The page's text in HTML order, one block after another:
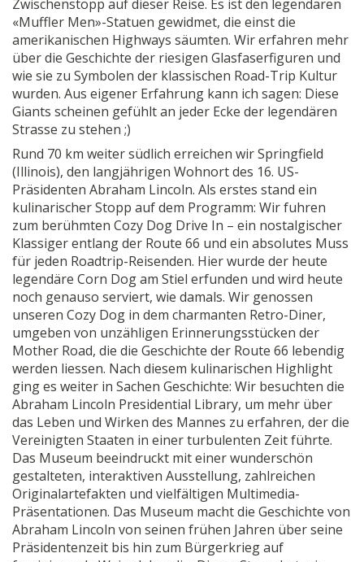
Zwischenstopp auf dieser Reise. Es ist den legendären
«Muffler Men»-Statuen gewidmet, die einst die
amerikanischen Highways säumten. Wir erfahren mehr
über die Geschichte der riesigen Glasfaserfiguren und
wie sie zu Symbolen der klassischen Road-Trip Kultur
wurden. Aus eigener Erfahrung kann ich sagen: Diese
Giants scheinen gefühlt an jeder Ecke der legendären
Strasse zu stehen ;)
Rund 70 km weiter südlich erreichen wir Springfield
(Illinois), den langjährigen Wohnort des 16. US-
Präsidenten Abraham Lincoln. Als erstes stand ein
kulinarischer Stopp auf dem Programm: Wir fuhren
zum berühmten Cozy Dog Drive In – ein nostalgischer
Klassiger entlang der Route 66 und ein absolutes Muss
für jeden Roadtrip-Reisenden. Hier wurde der heute
legendäre Corn Dog am Stiel erfunden und wird heute
noch genauso serviert, wie damals. Wir genossen
unseren Cozy Dog in dem charmanten Retro-Diner,
umgeben von unzähligen Erinnerungsstücken der
Mother Road, die die Geschichte der Route 66 lebendig
werden liessen. Nach diesem kulinarischen Highlight
ging es weiter in Sachen Geschichte: Wir besuchten die
Abraham Lincoln Presidential Library, um mehr über
das Leben und Wirken des Mannes zu erfahren, der die
Vereinigten Staaten in einer turbulenten Zeit führte.
Das Museum beeindruckt mit einer wunderschön
gestalteten, interaktiven Ausstellung, zahlreichen
Originalartefakten und vielfältigen Multimedia-
Präsentationen. Das Museum macht die Geschichte von
Abraham Lincoln von seinen frühen Jahren über seine
Präsidentenzeit bis hin zum Bürgerkrieg auf